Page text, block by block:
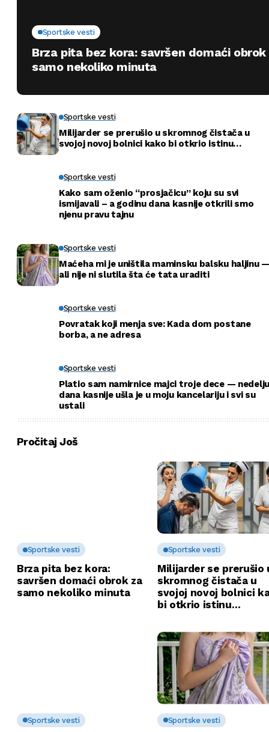
Sportske vesti
Brza pita bez kora: savršen domaći obrok
samo nekoliko minuta
Sportske vesti
Milijarder se prerušio u skromnog čistača u
svojoj novoj bolnici kako bi otkrio istinu…
Sportske vesti
Kako sam oženio “prosjačicu” koju su svi
ismijavali – a godinu dana kasnije otkrili smo
njenu pravu tajnu
Sportske vesti
Maćeha mi je uništila maminsku balsku haljinu
ali nije ni slutila šta će tata uraditi
Sportske vesti
Povratak koji menja sve: Kada dom postane
borba, a ne adresa
Sportske vesti
Platio sam namirnice majci troje dece — nedelju
dana kasnije ušla je u moju kancelariju i svi su
ustali
Pročitaj Još
Sportske vesti
Brza pita bez kora:
savršen domaći obrok za
samo nekoliko minuta
Sportske vesti
Milijarder se prerušio
skromnog čistača u
svojoj novoj bolnici
bi otkrio istinu…
Sportske vesti Sportske vesti